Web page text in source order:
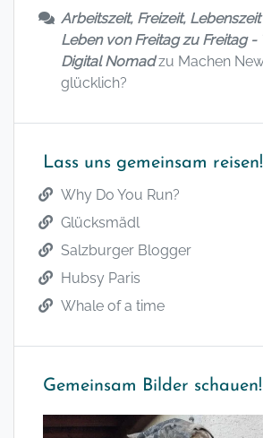
Arbeitszeit, Freizeit,
Leben von Freitag zu Freitag -
Digital Nomadzu Machen
glücklich?
Lass uns gemeinsam reisen!
Why Do You Run?
Glücksmädl
Salzburger Blogger
Hubsy Paris
Whale of a time
Gemeinsam Bilder schauen!